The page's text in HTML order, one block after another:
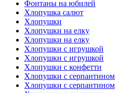
Фонтаны на юбилей
Хлопушка салют
Хлопушки
Хлопушки на елку
Хлопушки на елку
Хлопушки с игрушкой
Хлопушки с игрушкой
Хлопушки с конфетти
Хлопушки с серпантином
Хлопушки с серпантином